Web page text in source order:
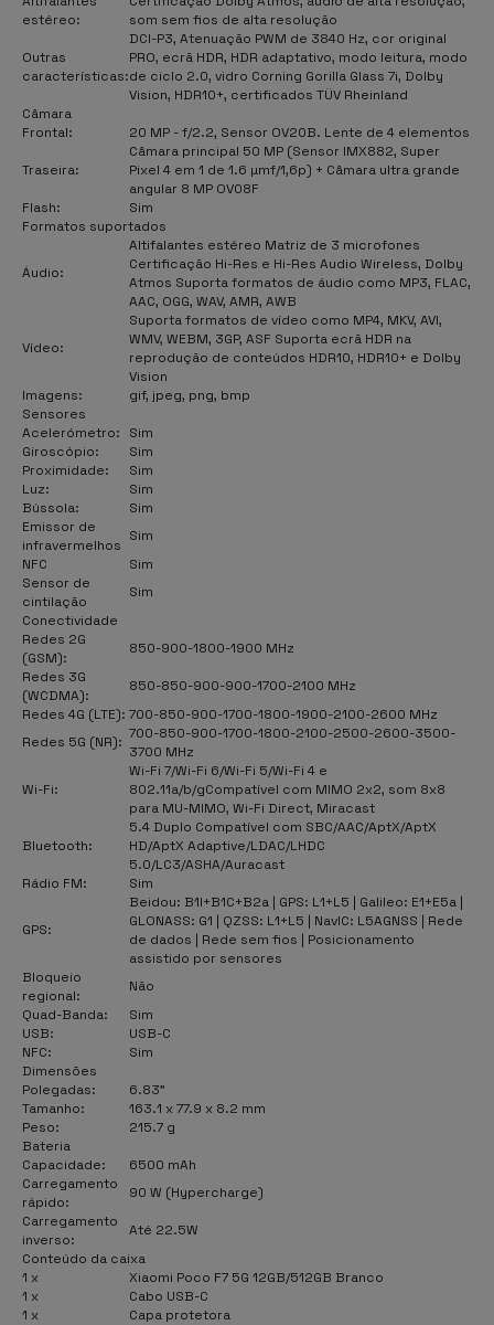
estéreo:
som sem fios de alta resolução
Outras
características:
DCI-P3, Atenuação PWM de 3840 Hz, cor original
PRO, ecrã HDR, HDR adaptativo, modo leitura, modo
de ciclo 2.0, vidro Corning Gorilla Glass 7i, Dolby
Vision, HDR10+, certificados TÜV Rheinland
Câmara
Frontal:
20 MP - f/2.2, Sensor OV20B. Lente de 4 elementos
Traseira:
Câmara principal 50 MP (Sensor IMX882, Super
Pixel 4 em 1 de 1.6 µmf/1,6p) + Câmara ultra grande
angular 8 MP OV08F
Flash:
Sim
Formatos suportados
Áudio:
Altifalantes estéreo Matriz de 3 microfones
Certificação Hi-Res e Hi-Res Audio Wireless, Dolby
Atmos Suporta formatos de áudio como MP3, FLAC,
AAC, OGG, WAV, AMR, AWB
Vídeo:
Suporta formatos de vídeo como MP4, MKV, AVI,
WMV, WEBM, 3GP, ASF Suporta ecrã HDR na
reprodução de conteúdos HDR10, HDR10+ e Dolby
Vision
Imagens:
gif, jpeg, png, bmp
Sensores
Acelerómetro:
Sim
Giroscópio:
Sim
Proximidade:
Sim
Luz:
Sim
Bússola:
Sim
Emissor de
infravermelhos
Sim
NFC
Sim
Sensor de
cintilação
Sim
Conectividade
Redes 2G
(GSM):
850-900-1800-1900 MHz
Redes 3G
(WCDMA):
850-850-900-900-1700-2100 MHz
Redes 4G (LTE): 700-850-900-1700-1800-1900-2100-2600 MHz
Redes 5G (NR): 700-850-900-1700-1800-2100-2500-2600-3500-
3700 MHz
Wi-Fi:
Wi-Fi 7/Wi-Fi 6/Wi-Fi 5/Wi-Fi 4 e
802.11a/b/gCompatível com MIMO 2x2, som 8x8
para MU-MIMO, Wi-Fi Direct, Miracast
Bluetooth:
5.4 Duplo Compatível com SBC/AAC/AptX/AptX
HD/AptX Adaptive/LDAC/LHDC
5.0/LC3/ASHA/Auracast
Rádio FM:
Sim
GPS:
Beidou: B1I+B1C+B2a | GPS: L1+L5 | Galileo: E1+E5a |
GLONASS: G1 | QZSS: L1+L5 | NavIC: L5AGNSS | Rede
de dados | Rede sem fios | Posicionamento
assistido por sensores
Bloqueio
regional:
Não
Quad-Banda:
Sim
USB:
USB-C
NFC:
Sim
Dimensões
Polegadas:
6.83"
Tamanho:
163.1 x 77.9 x 8.2 mm
Peso:
215.7 g
Bateria
Capacidade:
6500 mAh
Carregamento
rápido:
90 W (Hypercharge)
Carregamento
inverso:
Até 22.5W
Conteúdo da caixa
1 x
Xiaomi Poco F7 5G 12GB/512GB Branco
1 x
Cabo USB-C
1 x
Capa protetora